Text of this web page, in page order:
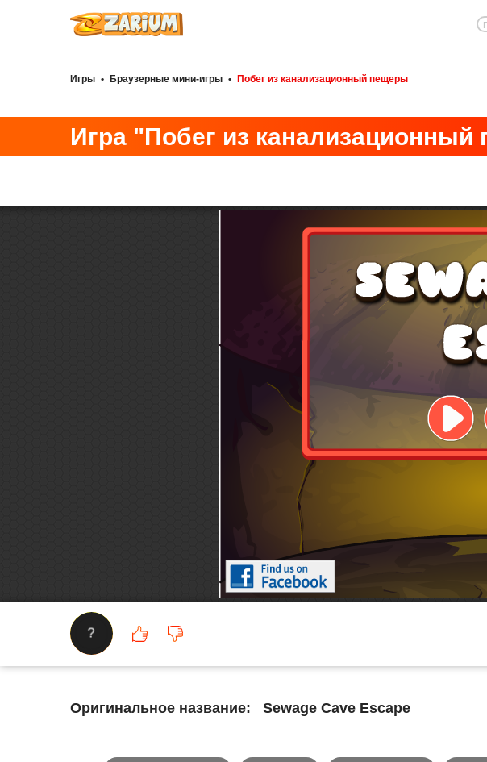
Игры • Браузерные мини-игры • Побег из канализационный пещеры
Игра "Побег из
?
Оригинальное название: Sewage Cave Escape